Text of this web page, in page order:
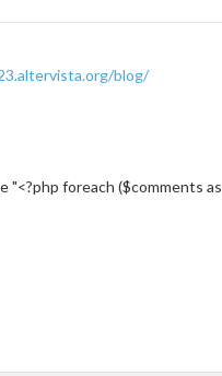
blog/
"<?php foreach ($comments as